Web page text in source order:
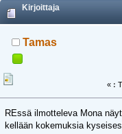
Kirjoittaja
Tamas
« :
REssä ilmotteleva Mona
kellään kokemuksia